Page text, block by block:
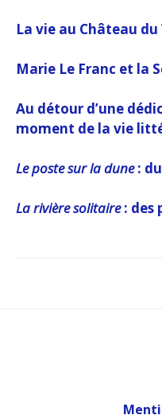
La vie au Château du
Marie Le Franc et la
Au détour d’une
moment de la vie
Le poste sur la dune:
La rivière solitaire: des